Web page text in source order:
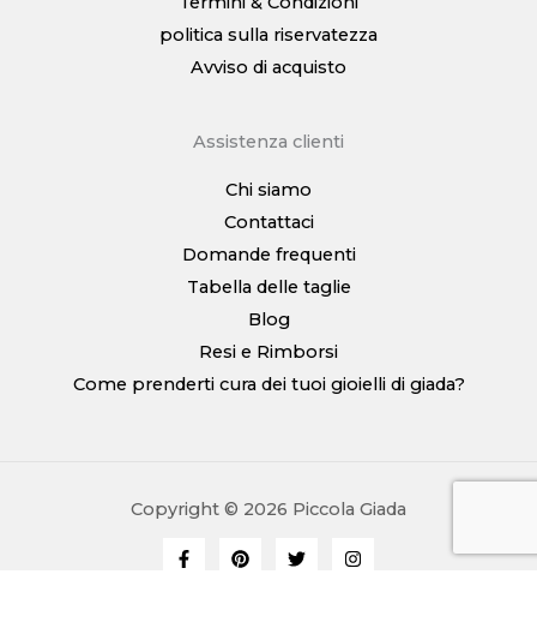
politica sulla riservatezza
Avviso di acquisto
Assistenza clienti
Chi siamo
Contattaci
Domande frequenti
Tabella delle taglie
Blog
Resi e Rimborsi
Come prenderti cura dei tuoi gioielli di giada?
Copyright © 2026 Piccola Giada